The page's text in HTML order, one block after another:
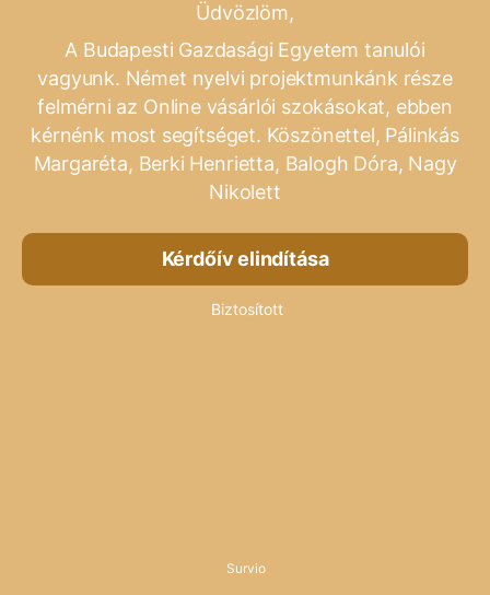
Üdvözlöm,
A Budapesti Gazdasági Egyetem tanulói
vagyunk. Német nyelvi projektmunkánk része
felmérni az Online vásárlói szokásokat, ebben
kérnénk most segítséget. Köszönettel, Pálinkás
Margaréta, Berki Henrietta, Balogh Dóra, Nagy
Nikolett
Kérdőív elindítása
Biztosított
Survio